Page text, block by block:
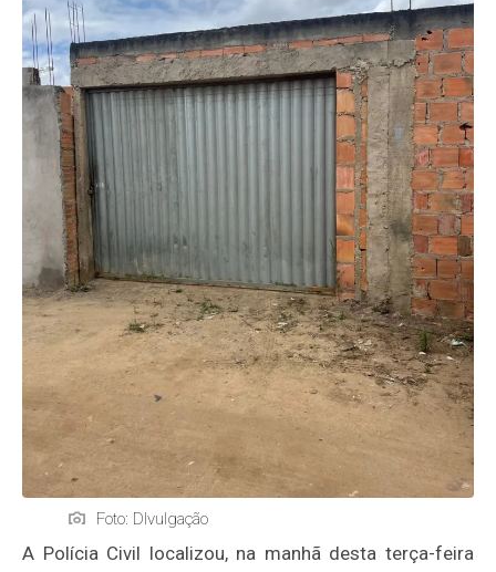
Foto: DIvulgação
A Polícia Civil localizou, na manhã desta terça-feira